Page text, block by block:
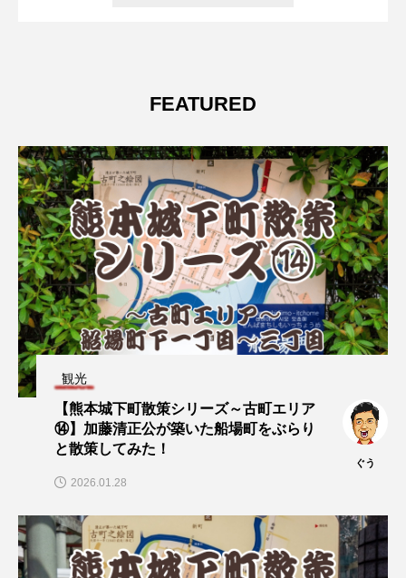
FEATURED
観光
【熊本城下町散策シリーズ～古町エリア
⑭】加藤清正公が築いた船場町をぶらり
と散策してみた！
ぐう
2026.01.28